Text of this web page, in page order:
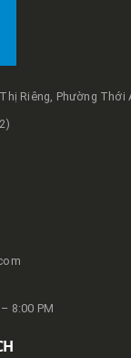
Riêng, Phường Thới
8:00 PM